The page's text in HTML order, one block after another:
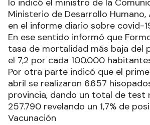
lo indicó el ministro de la
Ministerio de Desarrollo Humano,
en el informe diario sobre covid-
En ese sentido informó que
tasa de mortalidad más baja del
el 7,2 por cada 100.000
Por otra parte indicó que el
abril se realizaron 6.657
provincia, dando un total de test
257.790 revelando un 1,7% de
Vacunación